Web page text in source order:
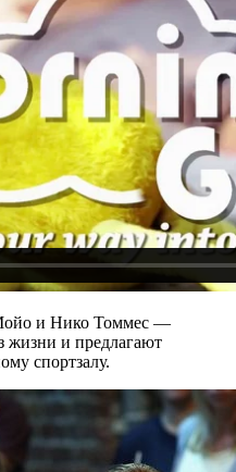
и Нико Томмес —
жизни и предлагают
спортзалу.